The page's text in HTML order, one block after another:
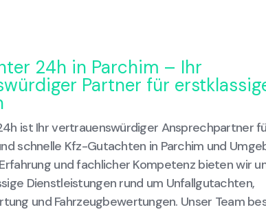
24h in Parchim – Ihr
Partner für
ist Ihr vertrauenswürdiger Ansprechpartner
schnelle Kfz-Gutachten in Parchim und
und fachlicher Kompetenz bieten wir
Dienstleistungen rund um Unfallgutachten,
und Fahrzeugbewertungen. Unser Team